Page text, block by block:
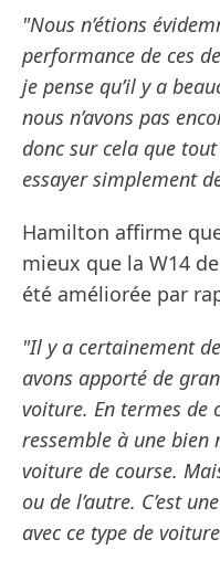
"Nous n’étions
performance de ces
je pense qu’il y a
nous n’avons pas
donc sur cela que
essayer simplement
Hamilton affirme
mieux que la W14
été améliorée par
"Il y a certainement
avons apporté de
voiture. En termes de
ressemble à une bien
voiture de course.
ou de l’autre. C’est
avec ce type de